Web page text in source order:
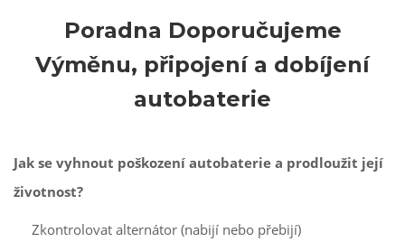
Poradna Doporučujeme
Výměnu, připojení a dobíjení
autobaterie
Jak se vyhnout poškození autobaterie a prodloužit její
životnost?
Zkontrolovat alternátor (nabijí nebo přebijí)